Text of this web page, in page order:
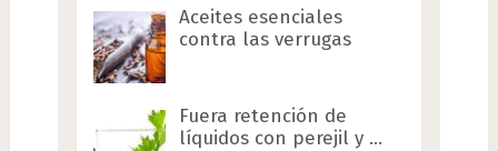
Aceites esenciales
contra las verrugas
Fuera retención de
líquidos con perejil y …